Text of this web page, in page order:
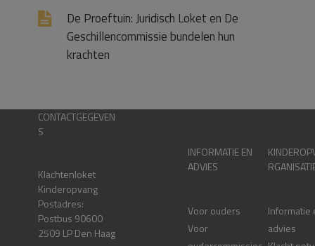
De Proeftuin: Juridisch Loket en De
Geschillencommissie bundelen hun
krachten
CONTACTGEGEVEN
S
Klachtenloket
Kinderopvang
Postadres:
Postbus 90600
2509 LP Den Haag
INFORMATIE EN
ADVIES
Voor ouders
Voor
Informatie
advies